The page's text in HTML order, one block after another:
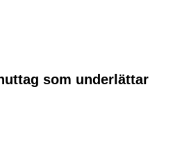
som underlättar